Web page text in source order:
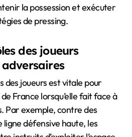
la possession et exécuter
de pressing.
des joueurs
des joueurs est vitale pour
France lorsqu’elle fait face à
Par exemple, contre des
ligne défensive haute, les